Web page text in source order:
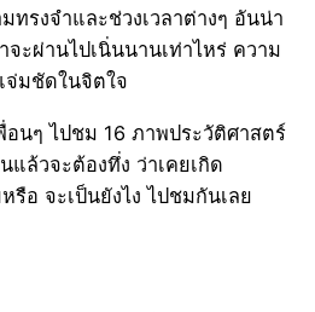
ทรงจำและช่วงเวลาต่างๆ อันน่า
จะผ่านไปเนิ่นนานเท่าไหร่ ความ
จ่มชัดในจิตใจ
อนๆ ไปชม 16 ภาพประวัติศาสตร์
แล้วจะต้องทึ่ง ว่าเคยเกิด
อ จะเป็นยังไง ไปชมกันเลย